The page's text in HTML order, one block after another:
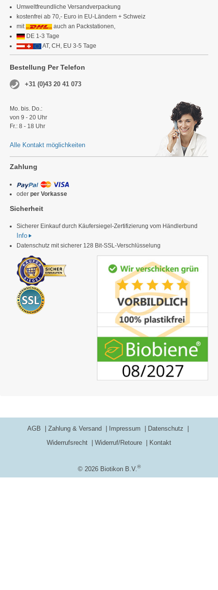
Umweltfreundliche Versandverpackung
kostenfrei ab 70,- Euro in EU-Ländern + Schweiz
mit
auch an Packstationen,
DE 1-3 Tage
AT, CH, EU 3-5 Tage
Bestellung Per Telefon
+31 (0)43 20 41 073
Mo. bis. Do.:
von 9 - 20 Uhr
Fr.: 8 - 18 Uhr
Alle Kontakt möglichkeiten
Zahlung
oder per Vorkasse
Sicherheit
Sicherer Einkauf durch Käufersiegel-Zertifizierung vom Händlerbund
Info
Datenschutz mit sicherer 128 Bit-SSL-Verschlüsselung
© 2026 Biotikon B.V.®
AGB Zahlung & Versand Impressum
Datenschutz
Widerrufsrecht
Widerruf/Retoure Kontakt